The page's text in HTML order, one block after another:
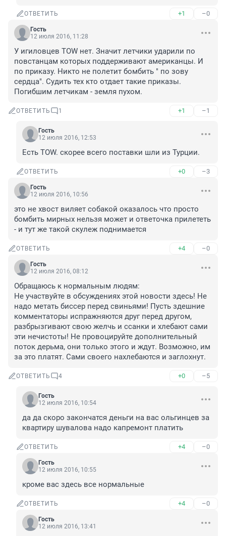
ОТВЕТИТЬ +1 –0
Гость
12 июля 2016, 11:28
У игиловцев TOW нет. Значит летчики ударили по
повстанцам которых поддерживают американцы. И
по приказу. Никто не полетит бомбить " по зову
сердца". Судить тех кто отдает такие приказы.
Погибшим летчикам - земля пухом.
ОТВЕТИТЬ 1 +1 –1
Гость
12 июля 2016, 12:53
Есть TOW. скорее всего поставки шли из Турции.
ОТВЕТИТЬ +0 –3
Гость
12 июля 2016, 10:56
это не хвост виляет собакой оказалось что просто
бомбить мирных нельзя может и ответочка прилететь
- и тут же такой скулеж поднимается
ОТВЕТИТЬ +4 –0
Гость
12 июля 2016, 08:12
Обращаюсь к нормальным людям:
Не участвуйте в обсуждениях этой новости здесь! Не
надо метать биссер перед свиньями! Пусть здешние
комментаторы испражняются друг перед другом,
разбрызгивают свою желчь и ссанки и хлебают сами
эти нечистоты! Не провоцируйте дополнительный
поток дерьма, они только этого и ждут. Возможно, им
за это платят. Сами своего нахлебаются и заглохнут.
ОТВЕТИТЬ 4 +0 –5
Гость
12 июля 2016, 10:54
да да скоро закончатся деньги на вас ольгинцев за
квартиру шувалова надо капремонт платить
ОТВЕТИТЬ +4 –0
Гость
12 июля 2016, 10:55
кроме вас здесь все нормальные
ОТВЕТИТЬ +4 –0
Гость
12 июля 2016, 13:41